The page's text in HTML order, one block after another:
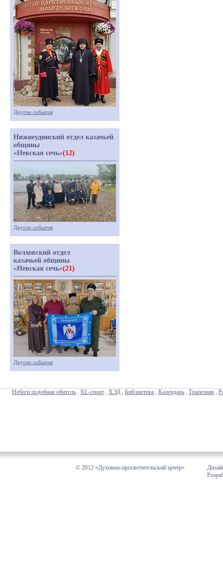
Другие события
Нижнеудинский отдел казачьей
общины
«Невская сечь»(12)
Другие события
Волховский отдел
казачьей общины
«Невская сечь»(21)
Другие события
Небеси подобная обитель , XL-спорт , ХЭД , Библиотека , Календарь , Трапезная ,
© 2012 «Духовно-просветительский центр»